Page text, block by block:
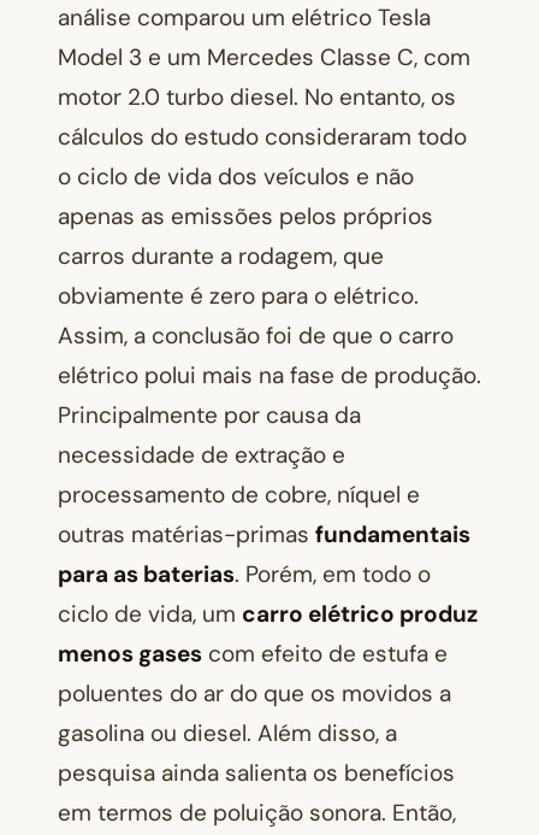
análise comparou um elétrico Tesla
Model 3 e um Mercedes Classe C, com
motor 2.0 turbo diesel. No entanto, os
cálculos do estudo consideraram todo
o ciclo de vida dos veículos e não
apenas as emissões pelos próprios
carros durante a rodagem, que
obviamente é zero para o elétrico.
Assim, a conclusão foi de que o carro
elétrico polui mais na fase de produção.
Principalmente por causa da
necessidade de extração e
processamento de cobre, níquel e
outras matérias-primas fundamentais
para as baterias. Porém, em todo o
ciclo de vida, um carro elétrico produz
menos gases com efeito de estufa e
poluentes do ar do que os movidos a
gasolina ou diesel. Além disso, a
pesquisa ainda salienta os benefícios
em termos de poluição sonora. Então,